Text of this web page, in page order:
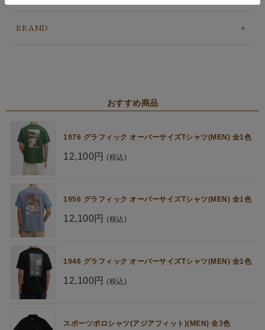
BRAND
おすすめ商品
1976 グラフィック オーバーサイズTシャツ(MEN) 全1色
12,100円 (税込)
1956 グラフィック オーバーサイズTシャツ(MEN) 全1色
12,100円 (税込)
1946 グラフィック オーバーサイズTシャツ(MEN) 全1色
12,100円 (税込)
スポーツポロシャツ(アジアフィット)(MEN) 全3色